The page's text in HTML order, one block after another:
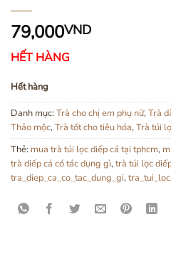
79,000VND
HẾT HÀNG
Hết hàng
Danh mục:Trà cho chị em phụ nữ, Trà
Thảo mộc, Trà tốt cho tiêu hóa, Trà túi
Thẻ: mua trà túi lọc diếp cá tại tphcm,
trà diếp cá có tác dụng gì, trà túi lọc
tra_diep_ca_co_tac_dung_gi,